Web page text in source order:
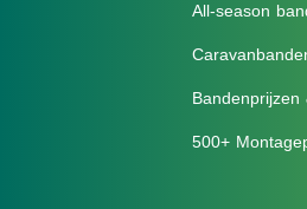
All-season
Bandenprijzen
500+